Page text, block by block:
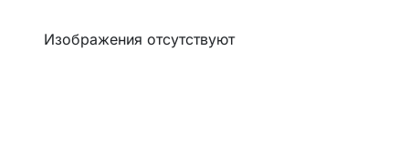
Изображения отсутствуют